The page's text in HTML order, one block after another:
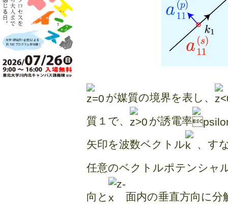
が媒質の境界を表し、
質１で、
が誘電率
矢印を波数ベクトル
、す
任意のベクトルポテンシャ
向と 面内の垂直方向に